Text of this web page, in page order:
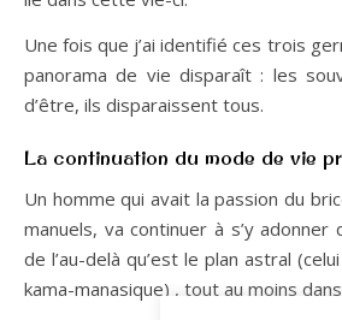
Une fois que j’ai identifié ces trois
panorama de vie disparaît : les
d’être, ils disparaissent tous.
La continuation du mode de vie
Un homme qui avait la passion du
manuels, va continuer à s’y adonner
de l’au-delà qu’est le plan astral
kama-manasique) , tout au moins